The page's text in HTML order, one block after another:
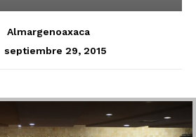
Almargenoaxaca
septiembre 29, 2015